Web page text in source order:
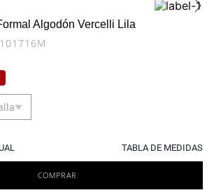
Algodón Vercelli Lila
TABLA DE MEDIDAS
COMPRAR